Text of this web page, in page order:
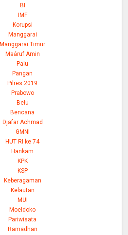
BI
IMF
Korupsi
Manggarai
Manggarai Timur
Maáruf Amin
Palu
Pangan
Pilres 2019
Prabowo
Belu
Bencana
Djafar Achmad
GMNI
HUT RI ke 74
Hankam
KPK
KSP
Keberagaman
Kelautan
MUI
Moeldoko
Pariwisata
Ramadhan